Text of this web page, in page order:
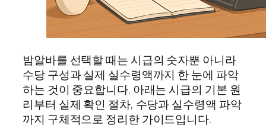
밤알바를 선택할 때는 시급의 숫자뿐 아니라
수당 구성과 실제 실수령액까지 한 눈에 파악
하는 것이 중요합니다. 아래는 시급의 기본 원
리부터 실제 확인 절차, 수당과 실수령액 파악
까지 구체적으로 정리한 가이드입니다.